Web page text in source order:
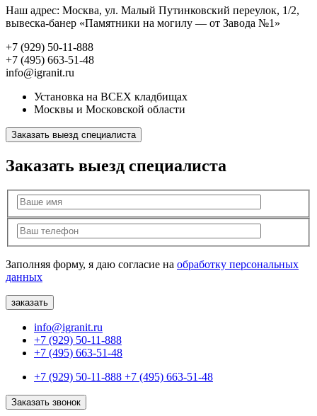
Наш адрес: Москва, ул. Малый Путинковский переулок, 1/2,
вывеска-банер «Памятники на могилу — от Завода №1»
+7 (929) 50-11-888
+7 (495) 663-51-48
info@igranit.ru
Установка на ВСЕХ кладбищах
Москвы и Московской области
Заказать выезд специалиста
Заказать выезд специалиста
Заполняя форму, я даю согласие на обработку персональных
данных
info@igranit.ru
+7 (929) 50-11-888
+7 (495) 663-51-48
+7 (929) 50-11-888 +7 (495) 663-51-48
Заказать звонок